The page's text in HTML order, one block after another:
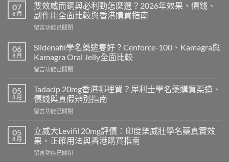
07
8 月
雙效威而鋼與必利勁怎麼選？2026年效果、價錢、
副作用全面比較與香港購買指南
在
效
威
而
鋼
必
利
勁
怎
選？
2026
效
留言功能已關閉
06
8 月
Sildenafil學名藥邊隻好？Cenforce-100、Kamagra與
Kamagra Oral Jelly全面比較
在
學
名
藥
邊
好？
Cenforce-
100、
Kamagra
留言功能已關閉
05
8 月
Tadacip 20mg香港哪裡買？犀利士學名藥購買渠道、
價錢與真假辨別指南
在
20mg
香
港
哪
留言功能已關閉
05
8 月
立威大Levifil 20mg評價：印度樂威壯學名藥真實效
果、正確用法與香港購買指南
在
留言功能已關閉